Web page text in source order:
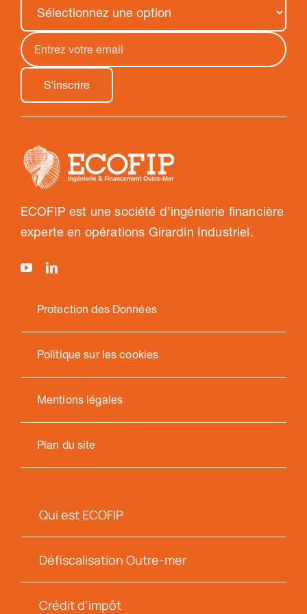
ECOFIP est une société d’ingénierie financière
experte en opérations Girardin Industriel.
Protection des Données
Politique sur les cookies
Mentions légales
Plan du site
Qui est ECOFIP
Défiscalisation Outre-mer
Crédit d’impôt